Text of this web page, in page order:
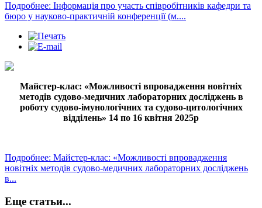
Подробнее: Інформація про участь співробітників кафедри та
бюро у науково-практичній конференції (м....
Майстер-клас: «Можливості впровадження новітніх
методів судово-медичних лабораторних досліджень в
роботу судово-імунологічних та судово-цитологічних
відділень» 14 по 16 квітня 2025р
Подробнее: Майстер-клас: «Можливості впровадження
новітніх методів судово-медичних лабораторних досліджень
в...
Еще статьи...